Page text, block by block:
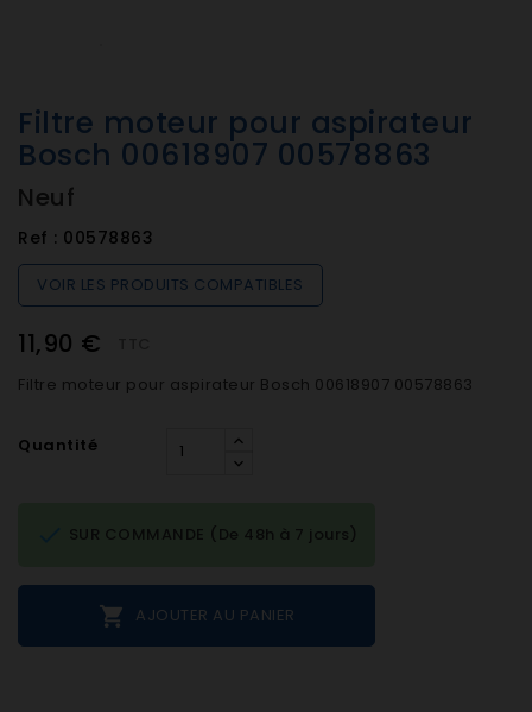
Filtre moteur pour aspirateur
Bosch 00618907 00578863
Neuf
Ref : 00578863
VOIR LES PRODUITS COMPATIBLES
11,90 €
Filtre moteur pour aspirateur Bosch 00618907 00578863
Quantité
 AJOUTER AU PANIER
SUR COMMANDE (De 48h à 7 jours)